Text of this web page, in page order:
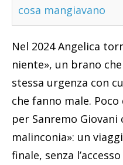
cosa mangiavano
Nel 2024 Angelica
niente», un brano
stessa urgenza con
che fanno male.
per Sanremo Giovani
malinconia»: un
finale, senza